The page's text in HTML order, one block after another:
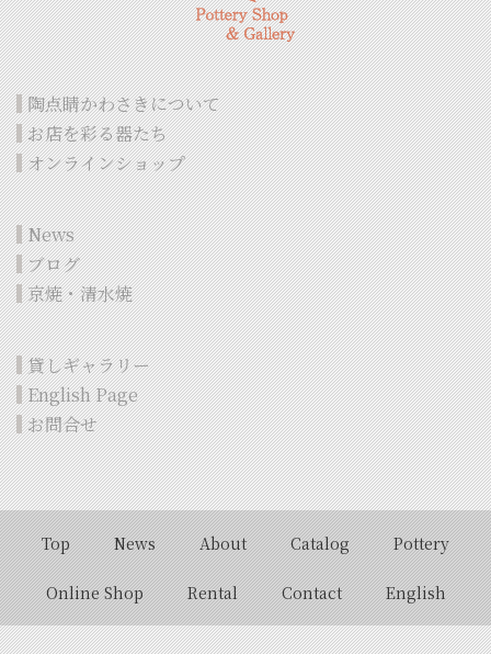
陶点睛かわさきについて
お店を彩る器たち
オンラインショップ
News
ブログ
京焼・清水焼
貸しギャラリー
English Page
お問合せ
Top News About Catalog Pottery
Online Shop Rental Contact English